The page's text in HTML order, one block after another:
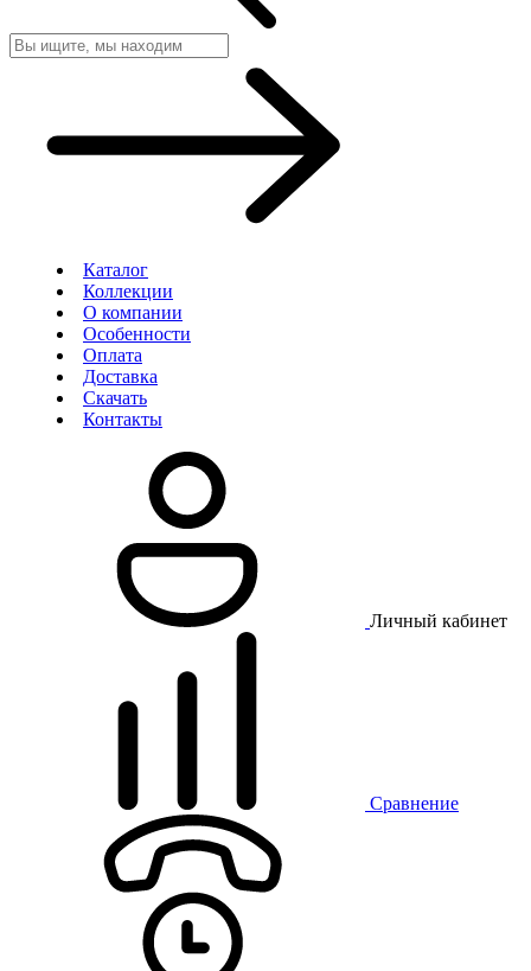
Каталог
Коллекции
О компании
Особенности
Оплата
Доставка
Скачать
Контакты
Личный кабинет
Сравнение